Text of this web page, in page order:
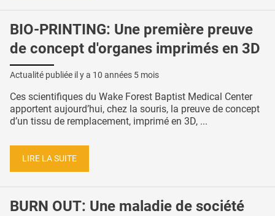
BIO-PRINTING: Une première preuve
de concept d'organes imprimés en 3D
Actualité publiée il y a 10 années 5 mois
Ces scientifiques du Wake Forest Baptist Medical Center
apportent aujourd’hui, chez la souris, la preuve de concept
d’un tissu de remplacement, imprimé en 3D, ...
LIRE LA SUITE
BURN OUT: Une maladie de société